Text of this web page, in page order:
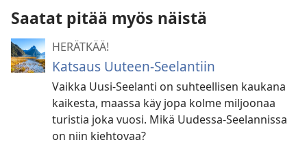
Saatat pitää myös näistä
HERÄTKÄÄ!
Katsaus Uuteen-Seelantiin
Vaikka Uusi-Seelanti on suhteellisen kaukana
kaikesta, maassa käy jopa kolme miljoonaa
turistia joka vuosi. Mikä Uudessa-Seelannissa
on niin kiehtovaa?